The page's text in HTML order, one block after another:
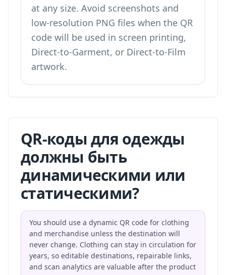
at any size. Avoid screenshots and
low-resolution PNG files when the QR
code will be used in screen printing,
Direct-to-Garment, or Direct-to-Film
artwork.
QR-коды для одежды
должны быть
динамическими или
статическими?
You should use a dynamic QR code for clothing
and merchandise unless the destination will
never change. Clothing can stay in circulation for
years, so editable destinations, repairable links,
and scan analytics are valuable after the product